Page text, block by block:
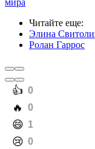
мира
Читайте еще:
Элина
Ролан Гаррос
️👍 0
️🔥 0
️😄 1
️😢 0